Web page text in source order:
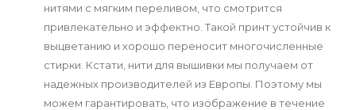
нитями с мягким переливом, что смотрится
привлекательно и эффектно. Такой принт устойчив к
выцветанию и хорошо переносит многочисленные
стирки. Кстати, нити для вышивки мы получаем от
надежных производителей из Европы. Поэтому мы
можем гарантировать, что изображение в течение